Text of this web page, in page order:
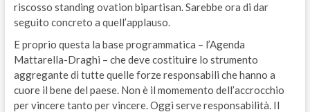
riscosso standing ovation bipartisan. Sarebbe ora di dar
seguito concreto a quell’applauso.
E proprio questa la base programmatica – l’Agenda
Mattarella-Draghi – che deve costituire lo strumento
aggregante di tutte quelle forze responsabili che hanno a
cuore il bene del paese. Non è il momemento dell’accrocchio
per vincere tanto per vincere. Oggi serve responsabilità. Il